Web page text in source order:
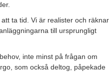
ta tid. Vi är realister och räknar
till ursprungligt
inte minst på frågan om
som också deltog, påpekade